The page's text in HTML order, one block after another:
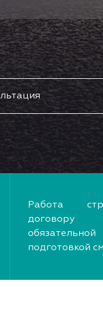
Работа
обязательной
подготовкой